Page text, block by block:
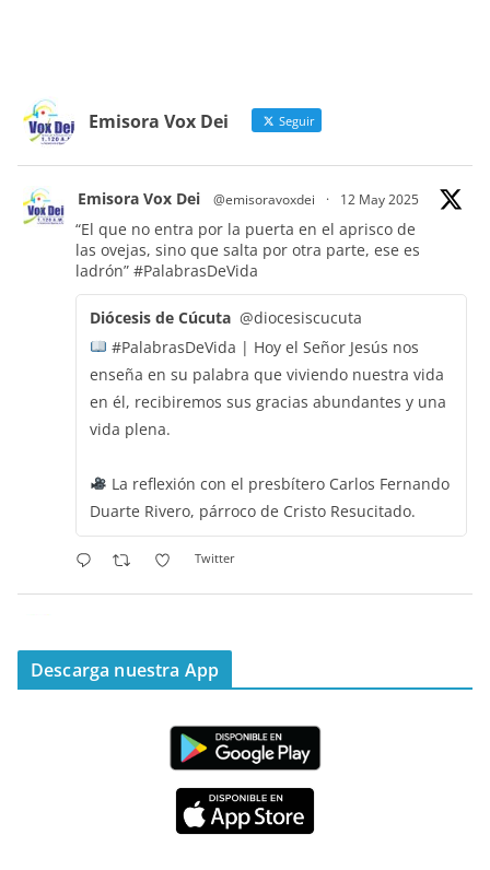
Emisora Vox Dei Seguir
Emisora Vox Dei @emisoravoxdei · 12 May 2025
“El que no entra por la puerta en el aprisco de
las ovejas, sino que salta por otra parte, ese es
ladrón” #PalabrasDeVida
Diócesis de Cúcuta @diocesiscucuta
#PalabrasDeVida | Hoy el Señor Jesús nos
enseña en su palabra que viviendo nuestra vida
en él, recibiremos sus gracias abundantes y una
vida plena.
La reflexión con el presbítero Carlos Fernando
Duarte Rivero, párroco de Cristo Resucitado.
Twitter
“Mis ovejas escuchan mi voz, y yo las conozco”
#PalabrasDeVida
Diócesis de Cúcuta @diocesiscucuta
#PalabrasDeVida | Hoy en el #Evangelio Jesús
quien escucha su voz, no será arrebatado de su
Descarga nuestra App